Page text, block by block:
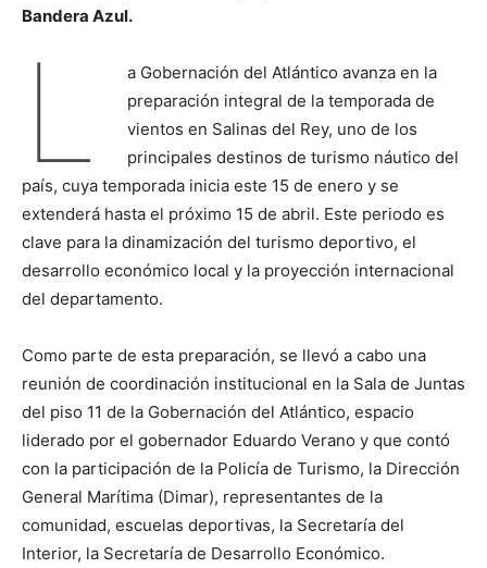
Bandera Azul.
L
a Gobernación del Atlántico avanza en la
preparación integral de la temporada de
vientos en Salinas del Rey, uno de los
principales destinos de turismo náutico del
país, cuya temporada inicia este 15 de enero y se
extenderá hasta el próximo 15 de abril. Este periodo es
clave para la dinamización del turismo deportivo, el
desarrollo económico local y la proyección internacional
del departamento.
Como parte de esta preparación, se llevó a cabo una
reunión de coordinación institucional en la Sala de Juntas
del piso 11 de la Gobernación del Atlántico, espacio
liderado por el gobernador Eduardo Verano y que contó
con la participación de la Policía de Turismo, la Dirección
General Marítima (Dimar), representantes de la
comunidad, escuelas deportivas, la Secretaría del
Interior, la Secretaría de Desarrollo Económico.